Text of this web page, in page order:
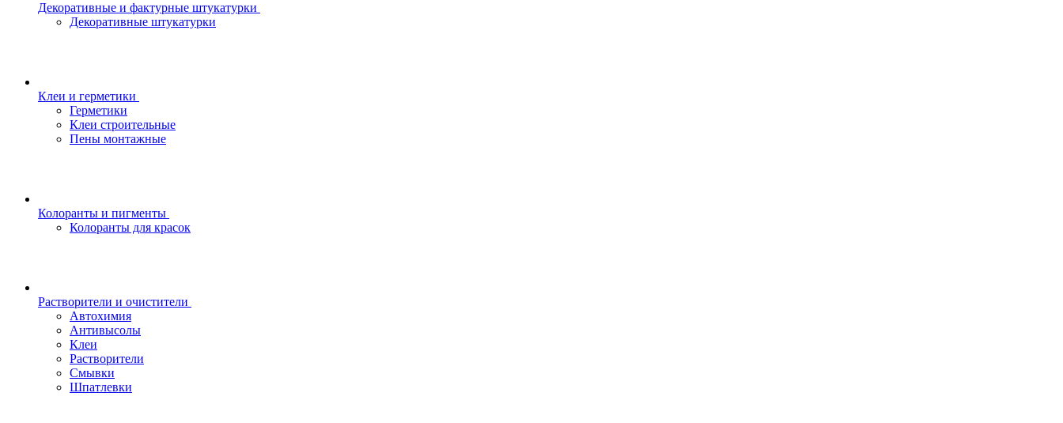
Декоративные и фактурные штукатурки
Декоративные штукатурки
Клеи и герметики
Герметики
Клеи строительные
Пены монтажные
Колоранты и пигменты
Колоранты для красок
Растворители и очистители
Автохимия
Антивысолы
Клеи
Растворители
Смывки
Шпатлевки